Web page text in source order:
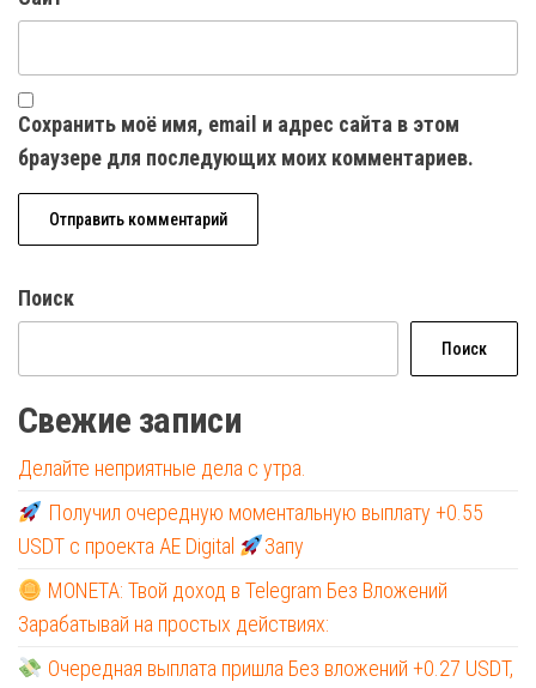
Сохранить моё имя, email и адрес сайта в этом
браузере для последующих моих комментариев.
Поиск
Поиск
Свежие записи
Делайте неприятные дела с утра.
Получил очередную моментальную выплату +0.55
USDT с проекта AE Digital
Запу
MONETA: Твой доход в Telegram Без Вложений
Зарабатывай на простых действиях:
Очередная выплата пришла Без вложений +0.27 USDT,